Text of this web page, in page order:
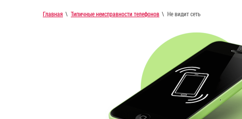
Главная Типичные неисправности телефонов Не видит сеть